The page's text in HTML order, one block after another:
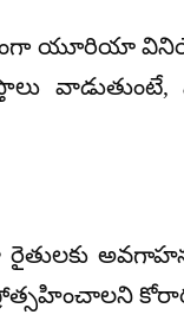
యూరియా
రైతులకు